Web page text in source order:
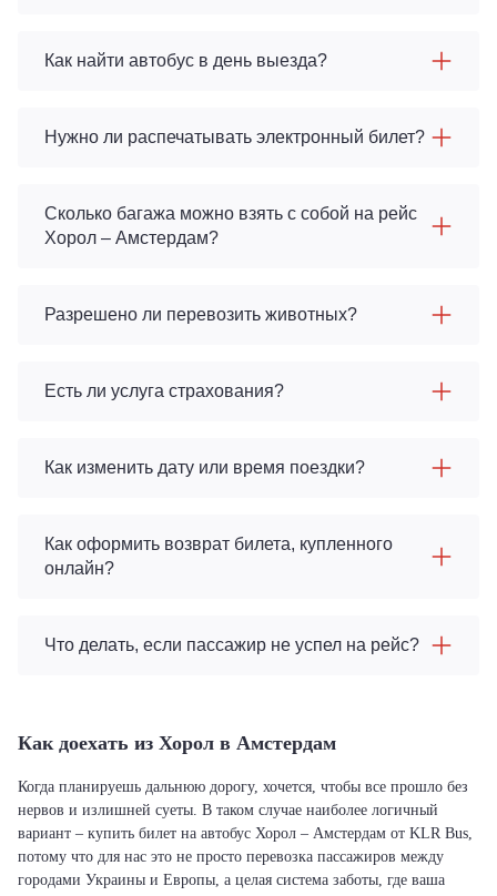
Как найти автобус в день выезда?
Нужно ли распечатывать электронный билет?
Сколько багажа можно взять с собой на рейс
Хорол – Амстердам?
Разрешено ли перевозить животных?
Есть ли услуга страхования?
Как изменить дату или время поездки?
Как оформить возврат билета, купленного
онлайн?
Что делать, если пассажир не успел на рейс?
Как доехать из Хорол в Амстердам
Когда планируешь дальнюю дорогу, хочется, чтобы все прошло без
нервов и излишней суеты. В таком случае наиболее логичный
вариант – купить билет на автобус Хорол – Амстердам от KLR Bus,
потому что для нас это не просто перевозка пассажиров между
городами Украины и Европы, а целая система заботы, где ваша